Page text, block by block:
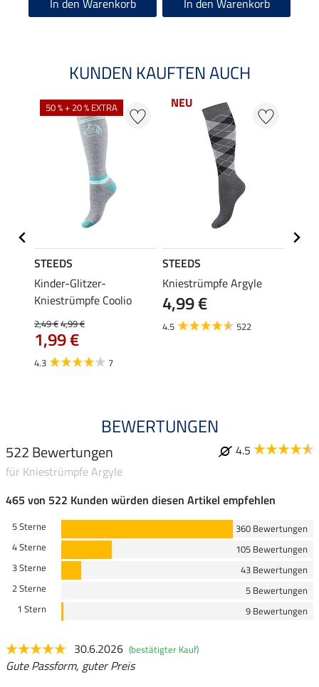
In den Warenkorb In den Warenkorb
KUNDEN KAUFTEN AUCH
50 % + 20 % EXTRA
STEEDS
Kinder-Glitzer-
Kniestrümpfe Coolio
2,49 €4,99 €
1,99 €
4.3 7
NEU
STEEDS
Kniestrümpfe Argyle
4,99 €
4.5 522
BEWERTUNGEN
522 Bewertungen
4.5
für Kniestrümpfe Argyle
465 von 522 Kunden würden diesen Artikel empfehlen
5 Sterne
360 Bewertungen
4 Sterne
105 Bewertungen
3 Sterne
43 Bewertungen
2 Sterne
5 Bewertungen
1 Stern
9 Bewertungen
30.6.2026 (bestätigter Kauf)
Gute Passform, guter Preis